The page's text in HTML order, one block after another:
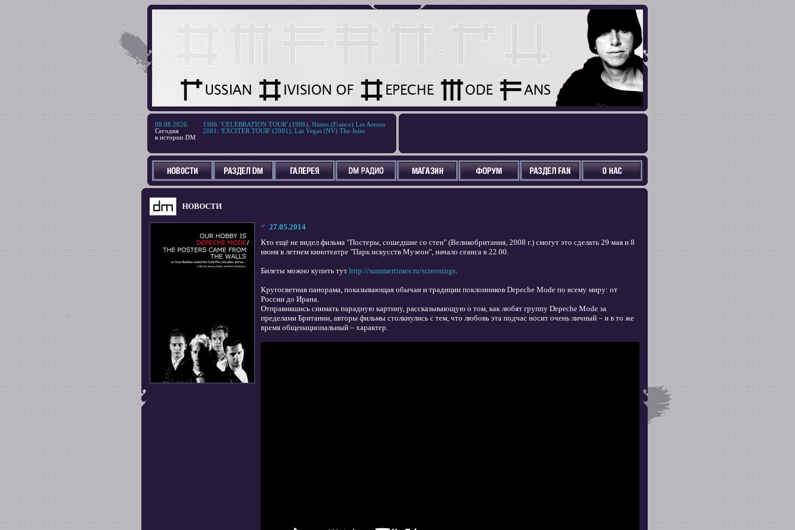
08.08.2026
Сегодня
в истории DM
1986: 'CELEBRATION TOUR' (1986), Nimes (France) Les Arenes
2001 : 'EXCITER TOUR' (2001), Las Vegas (NV) The Joint
НОВОСТИ
27.05.2014
Кто ещё не видел фильма "Постеры, сошедшие со стен" (Великобритания, 2008 г.) смогут это сделать 29 мая и 8
июня в летнем кинотеатре "Парк искусств Музеон", начало сеанса в 22.00.
Билеты можно купить тут http://summertimes.ru/screenings.
Кругосветная панорама, показывающая обычаи и традиции поклонников Depeche Mode по всему миру: от
России до Ирана.
Отправившись снимать парадную картину, рассказывающую о том, как любят группу Depeche Mode за
пределами Британии, авторы фильмы столкнулись с тем, что любовь эта подчас носит очень личный – и в то же
время общенациональный – характер.